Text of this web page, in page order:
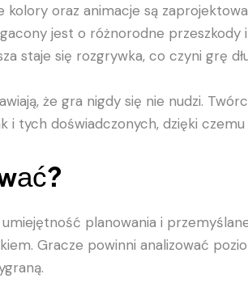
oraz animacje są
jest o różnorodne
staje się rozgrywka, co czyni grę
że gra nigdy się nie nudzi.
tych doświadczonych, dzięki
planowania i
Gracze powinni analizować